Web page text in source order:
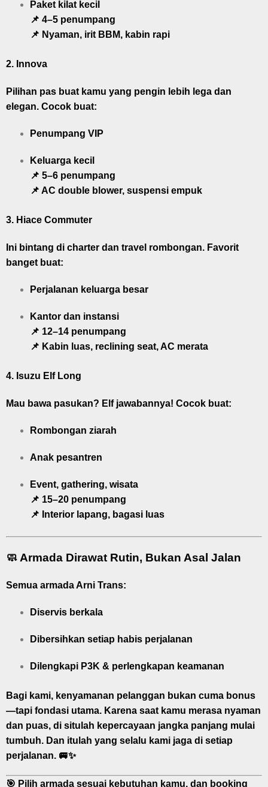
Paket kilat kecil
📌 4–5 penumpang
📌 Nyaman, irit BBM, kabin rapi
2. Innova
Pilihan pas buat kamu yang pengin lebih lega dan
elegan. Cocok buat:
Penumpang VIP
Keluarga kecil
📌 5–6 penumpang
📌 AC double blower, suspensi empuk
3. Hiace Commuter
Ini bintang di charter dan travel rombongan. Favorit
banget buat:
Perjalanan keluarga besar
Kantor dan instansi
📌 12–14 penumpang
📌 Kabin luas, reclining seat, AC merata
4. Isuzu Elf Long
Mau bawa pasukan? Elf jawabannya! Cocok buat:
Rombongan ziarah
Anak pesantren
Event, gathering, wisata
📌 15–20 penumpang
📌 Interior lapang, bagasi luas
🧼 Armada Dirawat Rutin, Bukan Asal Jalan
Semua armada Arni Trans:
Diservis berkala
Dibersihkan setiap habis perjalanan
Dilengkapi P3K & perlengkapan keamanan
Bagi kami, kenyamanan pelanggan bukan cuma bonus
—tapi fondasi utama. Karena saat kamu merasa nyaman
dan puas, di situlah kepercayaan jangka panjang mulai
tumbuh. Dan itulah yang selalu kami jaga di setiap
perjalanan. 🚐✨
🎯 Pilih armada sesuai kebutuhan kamu, dan booking